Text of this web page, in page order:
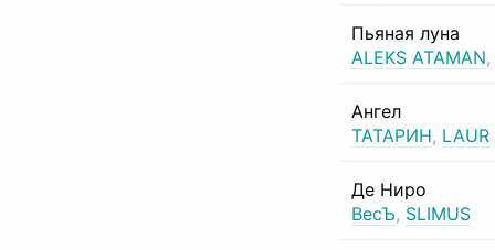
Пьяная луна
ALEKS ATAMAN,
Ангел
ТАТАРИН, LAUR
Де Ниро
ВесЪ, SLIMUS